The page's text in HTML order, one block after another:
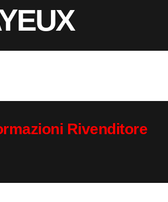
Rivenditore